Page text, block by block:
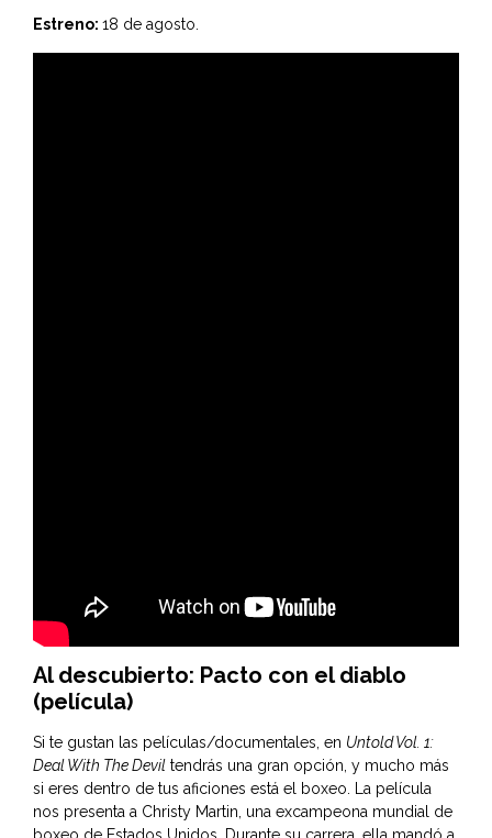
Estreno: 18 de agosto.
Al descubierto: Pacto con el diablo
(película)
Si te gustan las películas/documentales, en Untold Vol. 1:
Deal With The Devil tendrás una gran opción, y mucho más
si eres dentro de tus aficiones está el boxeo. La película
nos presenta a Christy Martin, una excampeona mundial de